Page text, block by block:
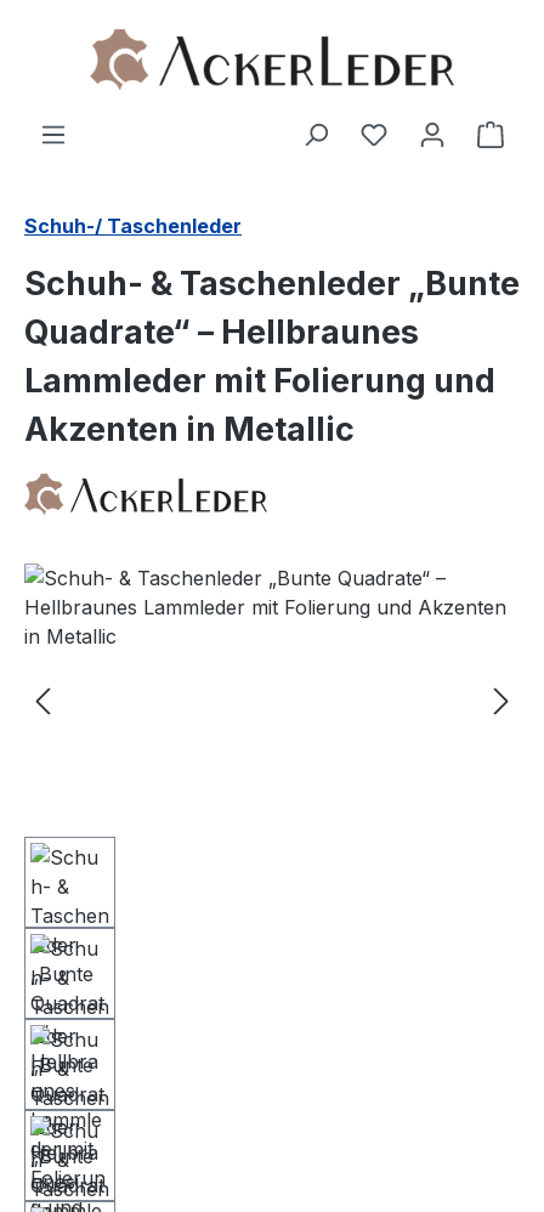
Zum Hauptinhalt springen
Schuh-/ Taschenleder
Schuh- & Taschenleder „Bunte
Quadrate“ – Hellbraunes
Lammleder mit Folierung und
Akzenten in Metallic
Bildergalerie überspringen